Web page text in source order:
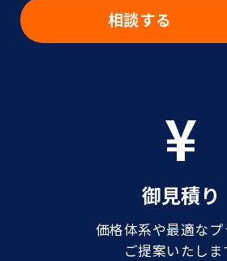
相談する
御見積り
価格体系や最適なプ
ご提案いたしま